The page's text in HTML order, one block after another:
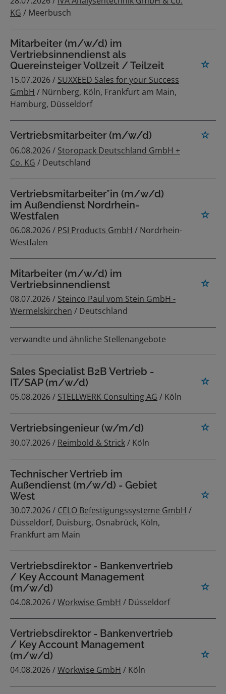
KG / Meerbusch
Mitarbeiter (m/w/d) im
Vertriebsinnendienst als
Quereinsteiger Vollzeit / Teilzeit
15.07.2026 / SUXXEED Sales for your Success
GmbH / Nürnberg, Köln, Frankfurt am Main,
Hamburg, Düsseldorf
Vertriebsmitarbeiter (m/w/d)
06.08.2026 / Storopack Deutschland GmbH +
Co. KG / Deutschland
Vertriebsmitarbeiter*in (m/w/d)
im Außendienst Nordrhein-
Westfalen
06.08.2026 / PSI Products GmbH / Nordrhein-
Westfalen
Mitarbeiter (m/w/d) im
Vertriebsinnendienst
08.07.2026 / Steinco Paul vom Stein GmbH -
Wermelskirchen / Deutschland
verwandte und ähnliche Stellenangebote
Sales Specialist B2B Vertrieb -
IT/SAP (m/w/d)
05.08.2026 / STELLWERK Consulting AG / Köln
Vertriebsingenieur (w/m/d)
30.07.2026 / Reimbold & Strick/ Köln
Technischer Vertrieb im
Außendienst (m/w/d) - Gebiet
West
30.07.2026 / CELO Befestigungssysteme GmbH /
Düsseldorf, Duisburg, Osnabrück, Köln,
Frankfurt am Main
Vertriebsdirektor - Bankenvertrieb
/ Key Account Management
(m/w/d)
04.08.2026 /Workwise GmbH / Düsseldorf
Vertriebsdirektor - Bankenvertrieb
/ Key Account Management
(m/w/d)
04.08.2026 /Workwise GmbH / Köln